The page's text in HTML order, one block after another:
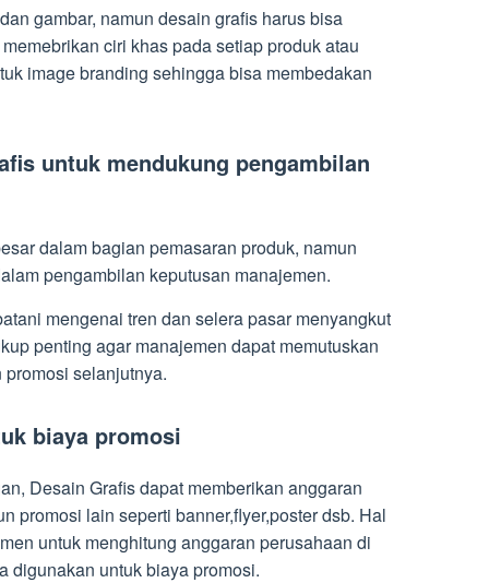
gambar, namun desain grafis harus bisa
ciri khas pada setiap produk atau
image branding sehingga bisa membedakan
untuk mendukung pengambilan
dalam bagian pemasaran produk, namun
pengambilan keputusan manajemen.
mengenai tren dan selera pasar menyangkut
penting agar manajemen dapat memutuskan
selanjutnya.
biaya promosi
Desain Grafis dapat memberikan anggaran
promosi lain seperti banner,flyer,poster dsb. Hal
untuk menghitung anggaran perusahaan di
digunakan untuk biaya promosi.